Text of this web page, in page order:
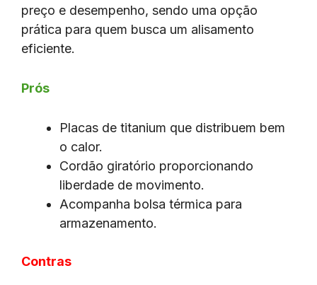
preço e desempenho, sendo uma opção
prática para quem busca um alisamento
eficiente.
Prós
Placas de titanium que distribuem bem
o calor.
Cordão giratório proporcionando
liberdade de movimento.
Acompanha bolsa térmica para
armazenamento.
Contras